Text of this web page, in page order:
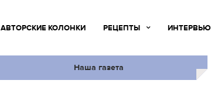
АВТОРСКИЕ КОЛОНКИ РЕЦЕПТЫ ИНТЕРВЬЮ
Наша газета